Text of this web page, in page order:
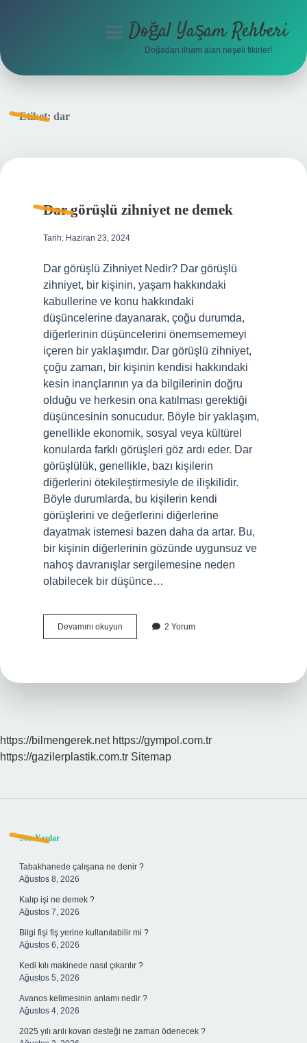
menüyüDoğal Yaşam Rehberi
Doğadan ilham alan neşeli fikirler!
Etiket: dar
Dar görüşlü zihniyet ne demek
Tarih: Haziran 23, 2024
Dar görüşlü Zihniyet Nedir? Dar görüşlü
zihniyet, bir kişinin, yaşam hakkındaki
kabullerine ve konu hakkındaki
düşüncelerine dayanarak, çoğu durumda,
diğerlerinin düşüncelerini önemsememeyi
içeren bir yaklaşımdır. Dar görüşlü zihniyet,
çoğu zaman, bir kişinin kendisi hakkındaki
kesin inançlarının ya da bilgilerinin doğru
olduğu ve herkesin ona katılması gerektiği
düşüncesinin sonucudur. Böyle bir yaklaşım,
genellikle ekonomik, sosyal veya kültürel
konularda farklı görüşleri göz ardı eder. Dar
görüşlülük, genellikle, bazı kişilerin
diğerlerini ötekileştirmesiyle de ilişkilidir.
Böyle durumlarda, bu kişilerin kendi
görüşlerini ve değerlerini diğerlerine
dayatmak istemesi bazen daha da artar. Bu,
bir kişinin diğerlerinin gözünde uygunsuz ve
nahoş davranışlar sergilemesine neden
olabilecek bir düşünce…
Devamını okuyun
görüşlü
2 Yorum
https://bilmengerek.net https://gympol.com.tr
https://gazilerplastik.com.tr Sitemap
Sidebar
Son Yazılar
Tabakhanede çalışana ne denir ?
Ağustos 8, 2026
Kalıp işi ne demek ?
Ağustos 7, 2026
Bilgi fişi fiş yerine kullanılabilir mi ?
Ağustos 6, 2026
Kedi kılı makinede nasıl çıkarılır ?
Ağustos 5, 2026
Avanos kelimesinin anlamı nedir ?
Ağustos 4, 2026
2025 yılı arılı kovan desteği ne zaman ödenecek ?